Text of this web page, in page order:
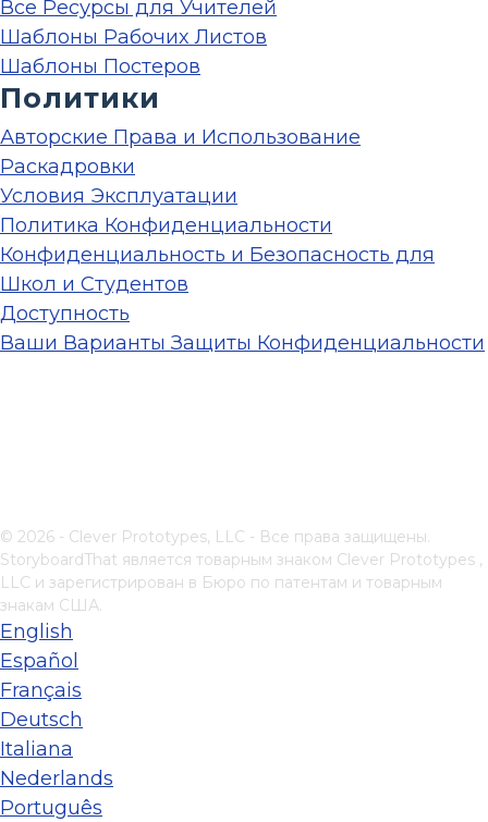
Все Ресурсы для Учителей
Шаблоны Рабочих Листов
Шаблоны Постеров
Политики
Авторские Права и Использование
Раскадровки
Условия Эксплуатации
Политика Конфиденциальности
Конфиденциальность и Безопасность для
Школ и Студентов
Доступность
Ваши Варианты Защиты Конфиденциальности
© 2026 - Clever Prototypes, LLC - Все права защищены.
StoryboardThat является товарным знаком Clever Prototypes ,
LLC и зарегистрирован в Бюро по патентам и товарным
знакам США.
English
Español
Français
Deutsch
Italiana
Nederlands
Português